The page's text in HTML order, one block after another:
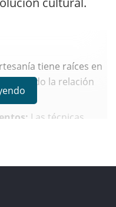
tiene raíces en
la relación
Las técnicas